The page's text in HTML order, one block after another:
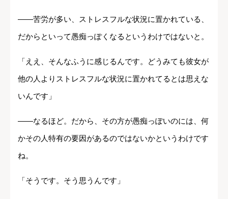
――苦労が多い、ストレスフルな状況に置かれている、
だからといって愚痴っぽくなるというわけではないと。
「ええ、そんなふうに感じるんです。どうみても彼女が
他の人よりストレスフルな状況に置かれてるとは思えな
いんです」
――なるほど。だから、その方が愚痴っぽいのには、何
かその人特有の要因があるのではないかというわけです
ね。
「そうです。そう思うんです」